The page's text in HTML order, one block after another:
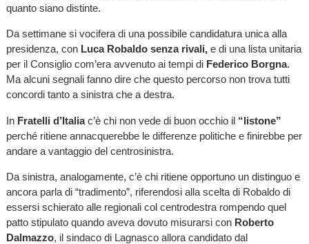
quanto siano distinte.
Da settimane si vocifera di una possibile candidatura unica alla
presidenza, con Luca Robaldo senza rivali, e di una lista unitaria
per il Consiglio com’era avvenuto ai tempi di Federico Borgna.
Ma alcuni segnali fanno dire che questo percorso non trova tutti
concordi tanto a sinistra che a destra.
InFratelli d’Italiac’è chi non vede di buon occhio il“listone”
perché ritiene annacquerebbe le differenze politiche e finirebbe per
andare a vantaggio del centrosinistra.
Da sinistra, analogamente, c’è chi ritiene opportuno un distinguo e
ancora parla di “tradimento”, riferendosi alla scelta di Robaldo di
essersi schierato alle regionali col centrodestra rompendo quel
patto stipulato quando aveva dovuto misurarsi con Roberto
Dalmazzo, il sindaco di Lagnasco allora candidato dal